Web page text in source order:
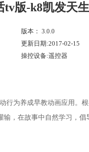
tv版-k8凯发天
版本： 3.0.0
更新日期:2017-02-15
操控设备:遥控器
为养成早教动画应用。根
，在故事中自然学习，